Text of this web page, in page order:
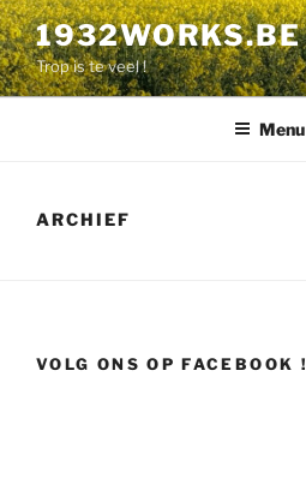
Naar
de
inhoud
overgaan
1932WORKS.BE
Trop is te veel !
Menu
ARCHIEF
VOLG ONS OP FACEBOOK !